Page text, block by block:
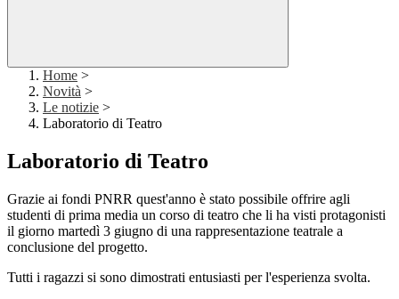
Home >
Novità >
Le notizie >
Laboratorio di Teatro
Laboratorio di Teatro
Grazie ai fondi PNRR quest'anno è stato possibile offrire agli
studenti di prima media un corso di teatro che li ha visti protagonisti
il giorno martedì 3 giugno di una rappresentazione teatrale a
conclusione del progetto.
Tutti i ragazzi si sono dimostrati entusiasti per l'esperienza svolta.